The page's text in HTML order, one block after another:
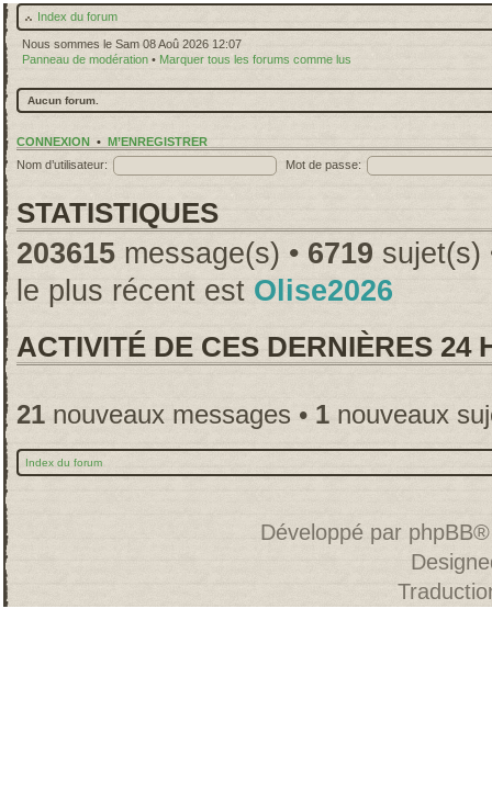
Index du forum
Nous sommes le Sam 08 Aoû 2026 12:07
Panneau de modération • Marquer tous les forums comme lus
Aucun forum.
CONNEXION • M’ENREGISTRER
Nom d’utilisateur:
Mot de passe:
STATISTIQUES
203615 message(s) • 6719 sujet(s)
le plus récent est Olise2026
ACTIVITÉ DE CES DERNIÈRES 24
21 nouveaux messages • 1 nouveaux
Index du forum
Développé par phpBB®